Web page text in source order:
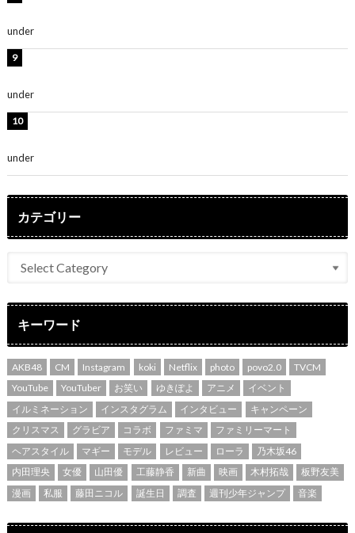
under
under
under
カテゴリー
キーワード
AKB48 CM Instagram koki Netflix photo povo2.0
TVCM
YouTube
YouTuber お笑い ゆきぽよ アニメ
イベント
イルミネーション
インスタグラム インタビュー
キャンペーン
クリスマス
グラビア コラボ ファミマ
ファミリーマート
ヘアスタイル
マギー モデル レビュー ローラ
乃木坂46
内田理央
女優 山田優 工藤静香 新曲 映画 木村拓哉
板野友美
漫画
私服 藤田ニコル 誕生日 調査 週刊少年ジャンプ 音楽